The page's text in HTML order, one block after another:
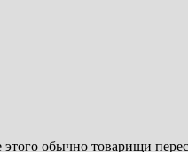
этого обычно товарищи